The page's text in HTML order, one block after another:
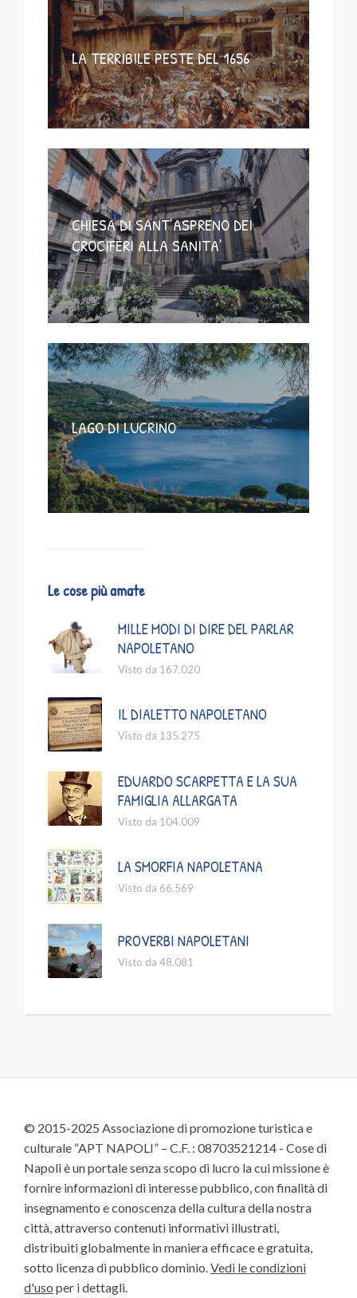
LA TERRIBILE PESTE DEL 1656
CHIESA DI SANT’ASPRENO DEI
CROCIFERI ALLA SANITA’
LAGO DI LUCRINO
Le cose più amate
MILLE MODI DI DIRE DEL PARLAR
NAPOLETANO
Visto da 167.020
IL DIALETTO NAPOLETANO
Visto da 135.275
EDUARDO SCARPETTA E LA SUA
FAMIGLIA ALLARGATA
Visto da 104.009
LA SMORFIA NAPOLETANA
Visto da 66.569
PROVERBI NAPOLETANI
Visto da 48.081
© 2015-2025 Associazione di promozione turistica e
culturale “APT NAPOLI” – C.F. : 08703521214 - Cose di
Napoli è un portale senza scopo di lucro la cui missione è
fornire informazioni di interesse pubblico, con finalità di
insegnamento e conoscenza della cultura della nostra
città, attraverso contenuti informativi illustrati,
distribuiti globalmente in maniera efficace e gratuita,
sotto licenza di pubblico dominio. Vedi le condizioni
d'uso per i dettagli.